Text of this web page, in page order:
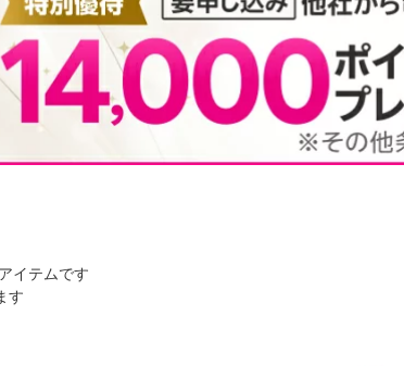
イテムです
す